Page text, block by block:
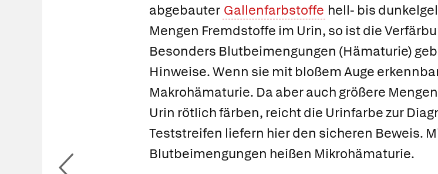
abgebauter Gallenfarbstoffe hell- bis
Mengen Fremdstoffe im Urin, so ist die
Besonders Blutbeimengungen (Hämaturie)
Hinweise. Wenn sie mit bloßem Auge
Makrohämaturie. Da aber auch größere
Urin rötlich färben, reicht die Urinfarbe zur
Teststreifen liefern hier den sicheren Beweis.
Blutbeimengungen heißen Mikrohämaturie.